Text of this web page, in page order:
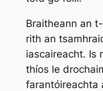
Braitheann an
rith an
iascaireacht. Is
thíos le
farantóireachta